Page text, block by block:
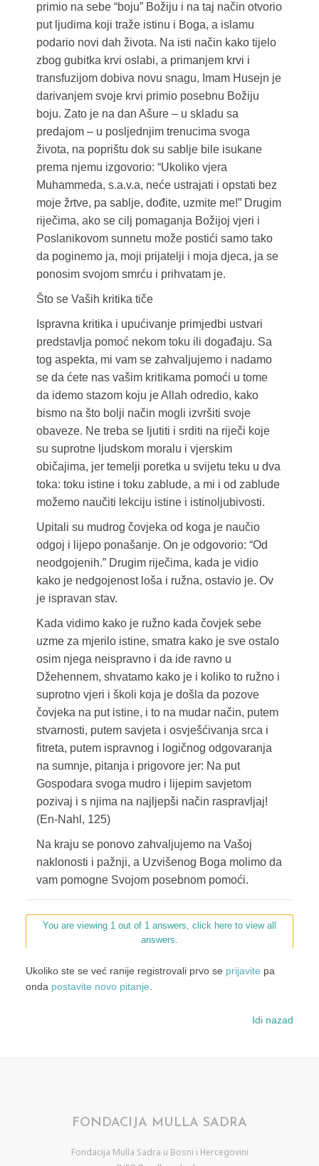
primio na sebe “boju” Božiju i na taj način otvorio
put ljudima koji traže istinu i Boga, a islamu
podario novi dah života. Na isti način kako tijelo
zbog gubitka krvi oslabi, a primanjem krvi i
transfuzijom dobiva novu snagu, Imam Husejn je
darivanjem svoje krvi primio posebnu Božiju
boju. Zato je na dan Ašure – u skladu sa
predajom – u posljednjim trenucima svoga
života, na poprištu dok su sablje bile isukane
prema njemu izgovorio: “Ukoliko vjera
Muhammeda, s.a.v.a, neće ustrajati i opstati bez
moje žrtve, pa sablje, dođite, uzmite me!” Drugim
riječima, ako se cilj pomaganja Božijoj vjeri i
Poslanikovom sunnetu može postići samo tako
da poginemo ja, moji prijatelji i moja djeca, ja se
ponosim svojom smrću i prihvatam je.
Što se Vaših kritika tiče
Ispravna kritika i upućivanje primjedbi ustvari
predstavlja pomoć nekom toku ili događaju. Sa
tog aspekta, mi vam se zahvaljujemo i nadamo
se da ćete nas vašim kritikama pomoći u tome
da idemo stazom koju je Allah odredio, kako
bismo na što bolji način mogli izvršiti svoje
obaveze. Ne treba se ljutiti i srditi na riječi koje
su suprotne ljudskom moralu i vjerskim
običajima, jer temelji poretka u svijetu teku u dva
toka: toku istine i toku zablude, a mi i od zablude
možemo naučiti lekciju istine i istinoljubivosti.
Upitali su mudrog čovjeka od koga je naučio
odgoj i lijepo ponašanje. On je odgovorio: “Od
neodgojenih.” Drugim riječima, kada je vidio
kako je nedgojenost loša i ružna, ostavio je. Ov
je ispravan stav.
Kada vidimo kako je ružno kada čovjek sebe
uzme za mjerilo istine, smatra kako je sve ostalo
osim njega neispravno i da ide ravno u
Džehennem, shvatamo kako je i koliko to ružno i
suprotno vjeri i školi koja je došla da pozove
čovjeka na put istine, i to na mudar način, putem
stvarnosti, putem savjeta i osvješćivanja srca i
fitreta, putem ispravnog i logičnog odgovaranja
na sumnje, pitanja i prigovore jer: Na put
Gospodara svoga mudro i lijepim savjetom
pozivaj i s njima na najljepši način raspravljaj!
(En-Nahl, 125)
Na kraju se ponovo zahvaljujemo na Vašoj
naklonosti i pažnji, a Uzvišenog Boga molimo da
vam pomogne Svojom posebnom pomoći.
You are viewing 1 out of 1 answers, click here to view all
answers.
Ukoliko ste se već ranije registrovali prvo se prijavite pa
onda postavite novo pitanje.
Idi nazad
FONDACIJA MULLA SADRA
Fondacija Mulla Sadra u Bosni i Hercegovini